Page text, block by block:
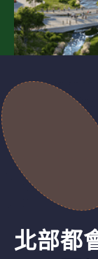
北部都